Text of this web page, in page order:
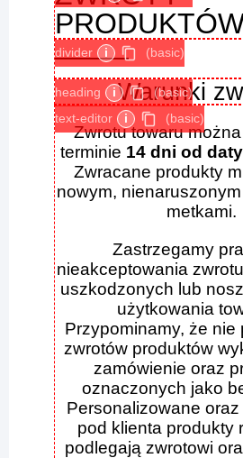
divider i (basic)
Warunki
heading i (basic)
Zwrotu towaru
terminie 14 dni od
Zwracane produkty
nowym,
metkami.
Zastrzegamy
nieakceptowania
uszkodzonych lub
użytkowania
Przypominamy, że nie
zwrotów produktów
zamówienie oraz
oznaczonych jako
Personalizowane
pod klienta produkty
podlegają zwrotowi
text-editor i (basic)